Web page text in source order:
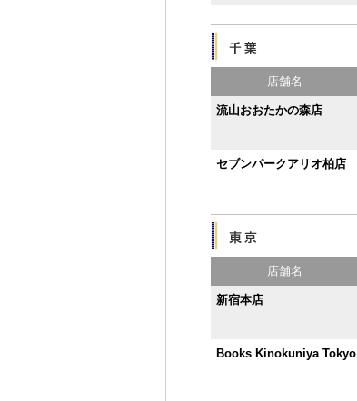
店舗名
流山おおたかの森店
セブンパークアリオ柏店
店舗名
新宿本店
Books Kinokuniya Tokyo